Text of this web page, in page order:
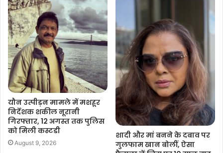
यौन उत्पीड़न मामले में मशहूर
निर्देशक शकील नूरानी
गिरफ्तार, 12 अगस्त तक पुलिस
को मिली कस्टडी
August 9, 2026
शादी और मां बनने के दबाव पर
गुलफाम खान बोलीं, ऐसा